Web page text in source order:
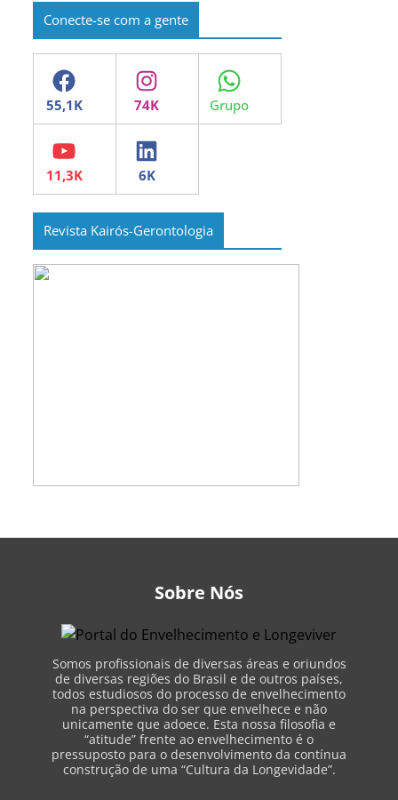
Conecte-se com a gente
Facebook Instagram WhatsApp
YouTube LinkedIn
Revista Kairós-Gerontologia
Sobre Nós
Somos profissionais de diversas áreas e oriundos
de diversas regiões do Brasil e de outros países,
todos estudiosos do processo de envelhecimento
na perspectiva do ser que envelhece e não
unicamente que adoece. Esta nossa filosofia e
“atitude” frente ao envelhecimento é o
pressuposto para o desenvolvimento da contínua
construção de uma “Cultura da Longevidade”.